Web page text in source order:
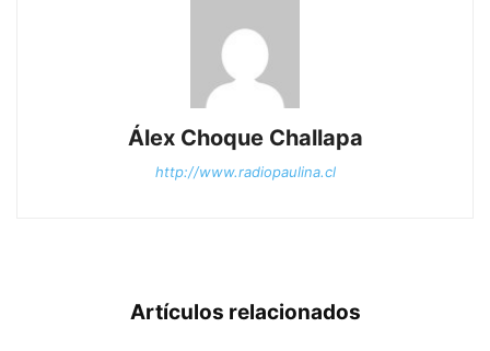
Álex Choque Challapa
http://www.radiopaulina.cl
Artículos relacionados